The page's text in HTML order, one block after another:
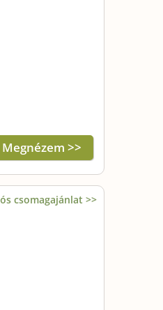
Megnézem >>
csomagajánlat >>